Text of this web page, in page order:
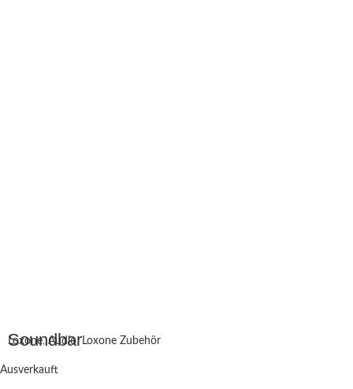
Soundbar
Loxone,Audio, Loxone Zubehör
Ausverkauft